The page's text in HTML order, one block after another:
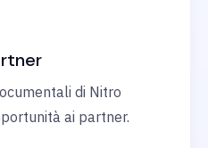
di Nitro
ai partner.